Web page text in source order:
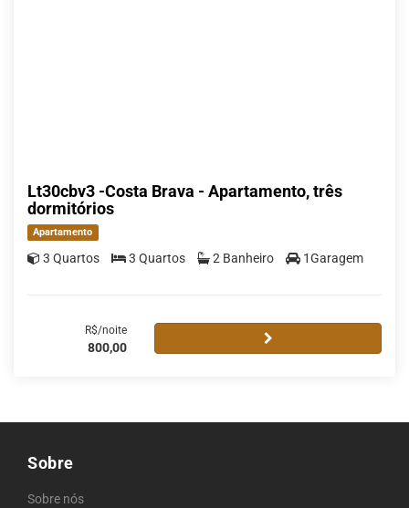
Lt30cbv3 -Costa Brava - Apartamento, três
dormitórios
Apartamento
3 Quartos 3 Quartos 2 Banheiro 1Garagem
R$/noite
800,00
Sobre
Sobre nós